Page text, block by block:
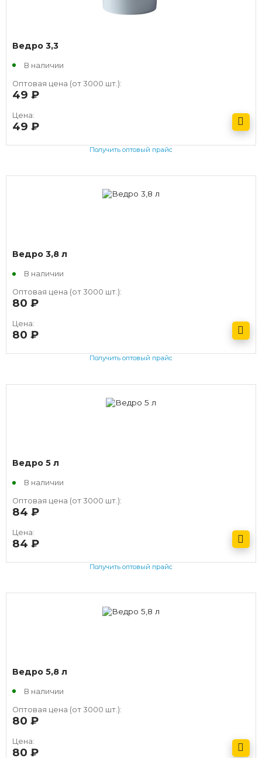
Ведро 3,3
В наличии
Оптовая цена (от 3000 шт.):
49
Цена:
49
Получить оптовый прайс
Ведро 3,8 л
В наличии
Оптовая цена (от 3000 шт.):
80
Цена:
80
Получить оптовый прайс
Ведро 5 л
В наличии
Оптовая цена (от 3000 шт.):
84
Цена:
84
Получить оптовый прайс
Ведро 5,8 л
В наличии
Оптовая цена (от 3000 шт.):
80
Цена:
80